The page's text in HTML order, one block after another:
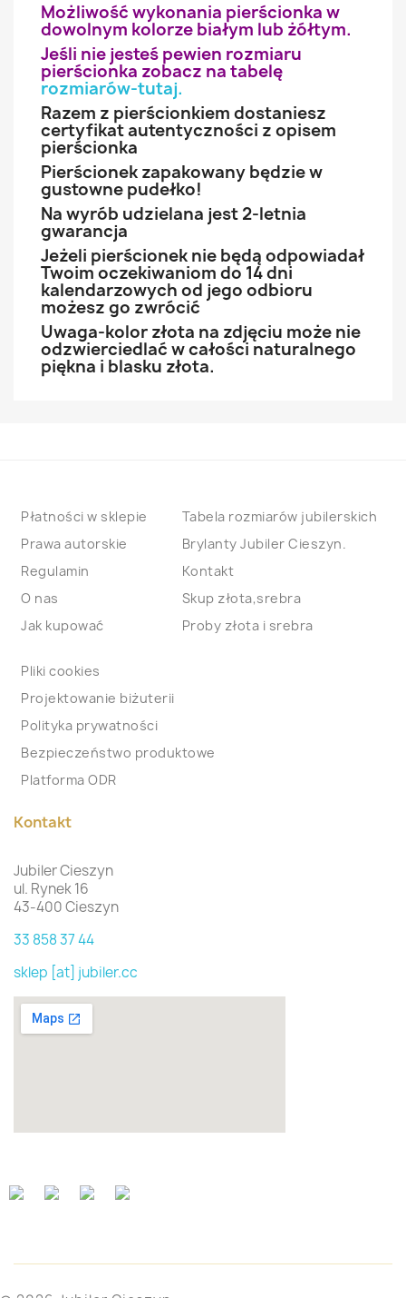
Możliwość wykonania pierścionka w
dowolnym kolorze białym lub żółtym.
Jeśli nie jesteś pewien rozmiaru
pierścionka zobacz na tabelę
rozmiarów-tutaj.
Razem z pierścionkiem dostaniesz
certyfikat autentyczności z opisem
pierścionka
Pierścionek zapakowany będzie w
gustowne pudełko!
Na wyrób udzielana jest 2-letnia
gwarancja
Jeżeli pierścionek nie będą odpowiadał
Twoim oczekiwaniom do 14 dni
kalendarzowych od jego odbioru
możesz go zwrócić
Uwaga-kolor złota na zdjęciu może nie
odzwierciedlać w całości naturalnego
piękna i blasku złota.
Płatności w sklepie
Prawa autorskie
Regulamin
O nas
Jak kupować
Tabela rozmiarów jubilerskich
Brylanty Jubiler Cieszyn.
Kontakt
Skup złota,srebra
Proby złota i srebra
Pliki cookies
Projektowanie biżuterii
Polityka prywatności
Bezpieczeństwo produktowe
Platforma ODR
Kontakt
Jubiler Cieszyn
ul. Rynek 16
43-400 Cieszyn
33 858 37 44
sklep [at] jubiler.cc